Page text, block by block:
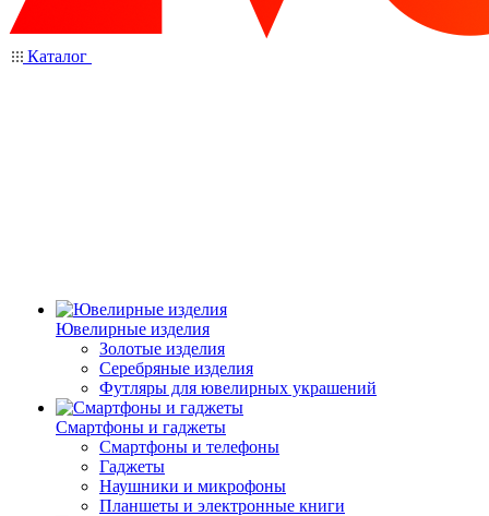
Каталог
Ювелирные изделия
Золотые изделия
Серебряные изделия
Футляры для ювелирных украшений
Смартфоны и гаджеты
Смартфоны и телефоны
Гаджеты
Наушники и микрофоны
Планшеты и электронные книги